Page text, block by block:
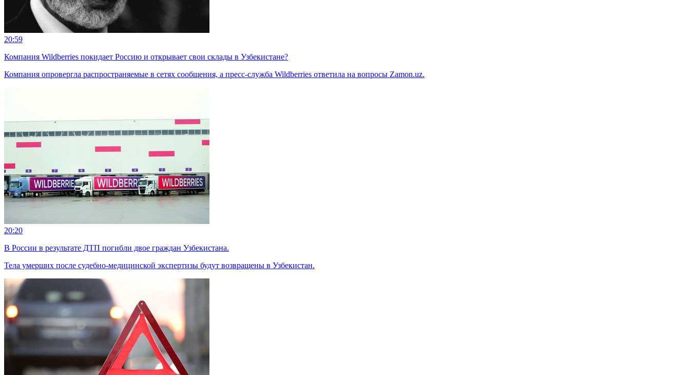
20:59
Компания Wildberries покидает Россию и открывает свои склады в Узбекистане?
Компания опровергла распространяемые в сетях сообщения, а пресс-служба Wildberries ответила на вопросы Zamon.uz.
20:20
В России в результате ДТП погибли двое граждан Узбекистана.
Тела умерших после судебно-медицинской экспертизы будут возвращены в Узбекистан.